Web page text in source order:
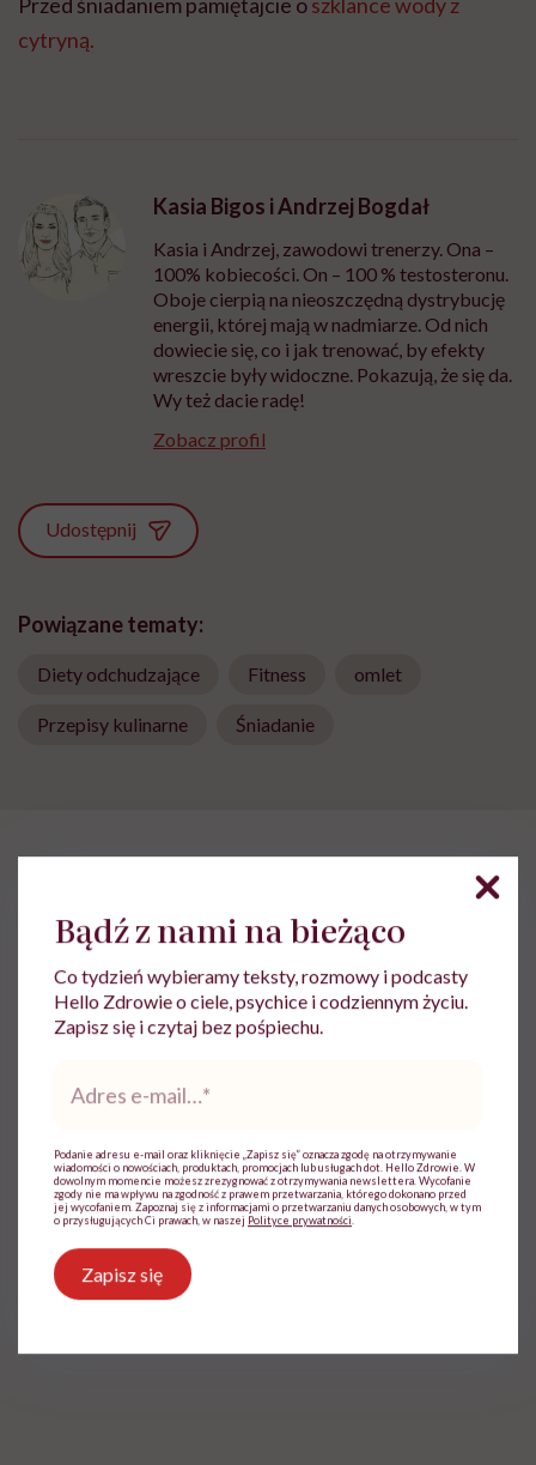
cytryną.
Kasia Bigos i Andrzej Bogdał
Kasia i Andrzej, zawodowi trenerzy. Ona –
100% kobiecości. On – 100 % testosteronu.
Oboje cierpią na nieoszczędną dystrybucję
energii, której mają w nadmiarze. Od nich
dowiecie się, co i jak trenować, by efekty
wreszcie były widoczne. Pokazują, że się da.
Wy też dacie radę!
Zobacz profil
Udostępnij
Powiązane tematy:
Diety odchudzające Fitness omlet
Przepisy kulinarne Śniadanie
Kamil Suwała: „Wiele
Kamil Suwała: „Wiele modnych
diet, które trendują dziś w social
mediach, łączą dwie rzeczy:
eliminacje i udziwnienia”
Aktualizacja:15.05.2026 10:38
Bądź z nami na bieżąco
Co tydzień wybieramy teksty, rozmowy i podcasty
Hello Zdrowie o ciele, psychice i codziennym życiu.
Zapisz się i czytaj bez pośpiechu.
*
Podanie adresu e-mail oraz kliknięcie „Zapisz się” oznacza zgodę na otrzymywanie
wiadomości o nowościach, produktach, promocjach lub usługach dot. Hello Zdrowie. W
dowolnym momencie możesz zrezygnować z otrzymywania newslettera. Wycofanie
zgody nie ma wpływu na zgodność z prawem przetwarzania, którego dokonano przed
jej wycofaniem. Zapoznaj się z informacjami o przetwarzaniu danych osobowych, w tym
o przysługujących Ci prawach, w naszej Polityce prywatności
Zapisz się